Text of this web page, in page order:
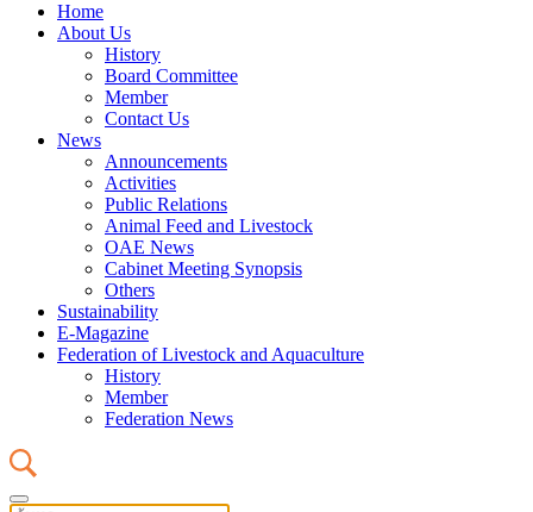
Home
About Us
History
Board Committee
Member
Contact Us
News
Announcements
Activities
Public Relations
Animal Feed and Livestock
OAE News
Cabinet Meeting Synopsis
Others
Sustainability
E-Magazine
Federation of Livestock and Aquaculture
History
Member
Federation News